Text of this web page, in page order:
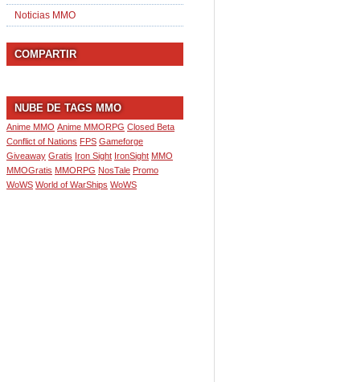
Noticias MMO
COMPARTIR
NUBE DE TAGS MMO
Anime MMO Anime MMORPG Closed Beta
Conflict of Nations FPS Gameforge
Giveaway Gratis Iron Sight IronSight MMO
MMOGratis MMORPG NosTale Promo
WoWS World of WarShips WoWS